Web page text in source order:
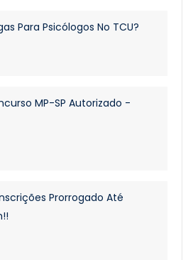
Para Psicólogos No TCU?
MP-SP Autorizado -
Prorrogado Até